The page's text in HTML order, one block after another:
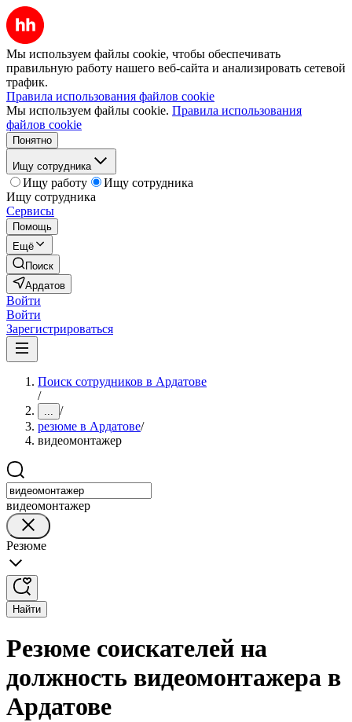
Мы используем файлы cookie, чтобы обеспечивать
правильную работу нашего веб-сайта и анализировать сетевой
трафик.
Правила использования файлов cookie
Мы используем файлы cookie. Правила использования
файлов cookie
Понятно
Ищу сотрудника
Ищу работу
Ищу сотрудника
Ищу сотрудника
Сервисы
Помощь
Ещё
Поиск
Ардатов
Войти
Войти
Зарегистрироваться
Поиск сотрудников в Ардатове
/
... /
резюме в Ардатове/
видеомонтажер
видеомонтажер
Резюме
Найти
Резюме соискателей на
должность видеомонтажера в
Ардатове